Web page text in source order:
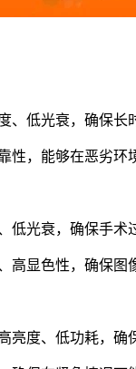
、低光衰，确保长
性，能够在恶劣环
低光衰，确保手术
高显色性，确保图
亮度、低功耗，确